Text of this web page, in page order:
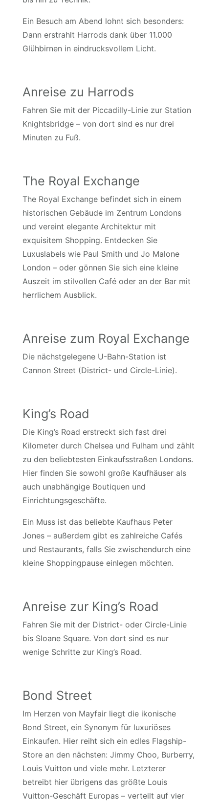
Ein Besuch am Abend lohnt sich besonders:
Dann erstrahlt Harrods dank über 11.000
Glühbirnen in eindrucksvollem Licht.
Anreise zu Harrods
Fahren Sie mit der Piccadilly-Linie zur Station
Knightsbridge – von dort sind es nur drei
Minuten zu Fuß.
The Royal Exchange
The Royal Exchange befindet sich in einem
historischen Gebäude im Zentrum Londons
und vereint elegante Architektur mit
exquisitem Shopping. Entdecken Sie
Luxuslabels wie Paul Smith und Jo Malone
London – oder gönnen Sie sich eine kleine
Auszeit im stilvollen Café oder an der Bar mit
herrlichem Ausblick.
Anreise zum Royal Exchange
Die nächstgelegene U-Bahn-Station ist
Cannon Street (District- und Circle-Linie).
King’s Road
Die King’s Road erstreckt sich fast drei
Kilometer durch Chelsea und Fulham und zählt
zu den beliebtesten Einkaufsstraßen Londons.
Hier finden Sie sowohl große Kaufhäuser als
auch unabhängige Boutiquen und
Einrichtungsgeschäfte.
Ein Muss ist das beliebte Kaufhaus Peter
Jones – außerdem gibt es zahlreiche Cafés
und Restaurants, falls Sie zwischendurch eine
kleine Shoppingpause einlegen möchten.
Anreise zur King’s Road
Fahren Sie mit der District- oder Circle-Linie
bis Sloane Square. Von dort sind es nur
wenige Schritte zur King’s Road.
Bond Street
Im Herzen von Mayfair liegt die ikonische
Bond Street, ein Synonym für luxuriöses
Einkaufen. Hier reiht sich ein edles Flagship-
Store an den nächsten: Jimmy Choo, Burberry,
Louis Vuitton und viele mehr. Letzterer
betreibt hier übrigens das größte Louis
Vuitton-Geschäft Europas – verteilt auf vier